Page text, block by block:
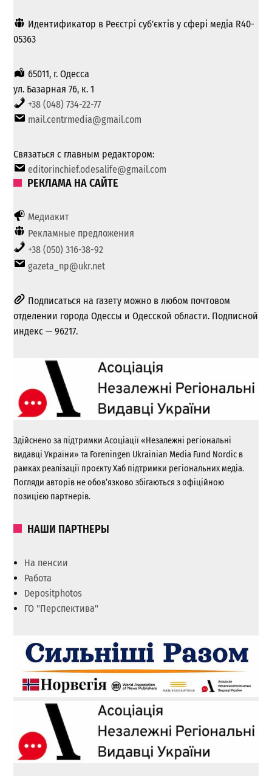
Идентификатор в Реєстрі суб'єктів у сфері медіа R40-
05363
65011, г. Одесса
ул. Базарная 76, к. 1
+38 (048) 734-22-77
mail.centrmedia@gmail.com
Связаться с главным редактором:
editorinchief.odesalife@gmail.com
РЕКЛАМА НА САЙТЕ
Медиакит
Рекламные предложения
+38 (050) 316-38-92
gazeta_np@ukr.net
Подписаться на газету можно в любом почтовом
отделении города Одессы и Одесской области. Подписной
индекс — 96217.
Здійснено за підтримки Асоціації «Незалежні регіональні
видавці України» та Foreningen Ukrainian Media Fund Nordic в
рамках реалізації проєкту Хаб підтримки регіональних медіа.
Погляди авторів не обов’язково збігаються з офіційною
позицією партнерів.
НАШИ ПАРТНЕРЫ
На пенсии
Работа
Depositphotos
ГО "Перспектива"